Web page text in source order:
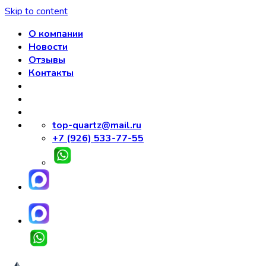
Skip to content
О компании
Новости
Отзывы
Контакты
top-quartz@mail.ru
+7 (926) 533-77-55